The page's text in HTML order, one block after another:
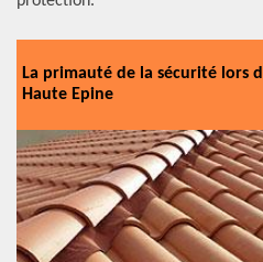
La primauté de la sécurité lors
Haute Epine